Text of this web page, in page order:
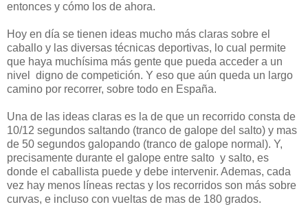
entonces y cómo los de ahora.
Hoy en día se tienen ideas mucho más claras sobre el
caballo y las diversas técnicas deportivas, lo cual permite
que haya muchísima más gente que pueda acceder a un
nivel
digno de competición. Y eso que aún queda un largo
camino por recorrer, sobre todo en España.
Una de las ideas claras es la de que un recorrido consta de
10/12 segundos saltando (tranco de galope del salto) y mas
de 50 segundos galopando (tranco de galope normal). Y,
precisamente durante el galope entre salto y salto, es
donde el caballista puede y debe intervenir. Ademas, cada
vez hay menos líneas rectas y los recorridos son más sobre
curvas, e incluso con vueltas de mas de 180 grados.